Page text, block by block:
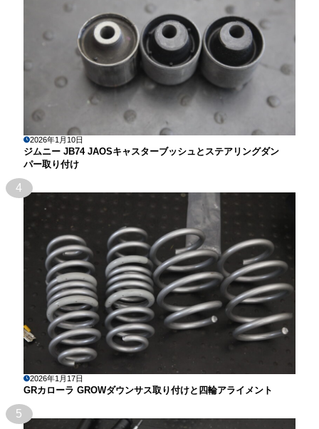
2026年1月10日
ジムニー JB74 JAOSキャスターブッシュとステアリングダン
パー取り付け
4
2026年1月17日
GRカローラ GROWダウンサス取り付けと四輪アライメント
5